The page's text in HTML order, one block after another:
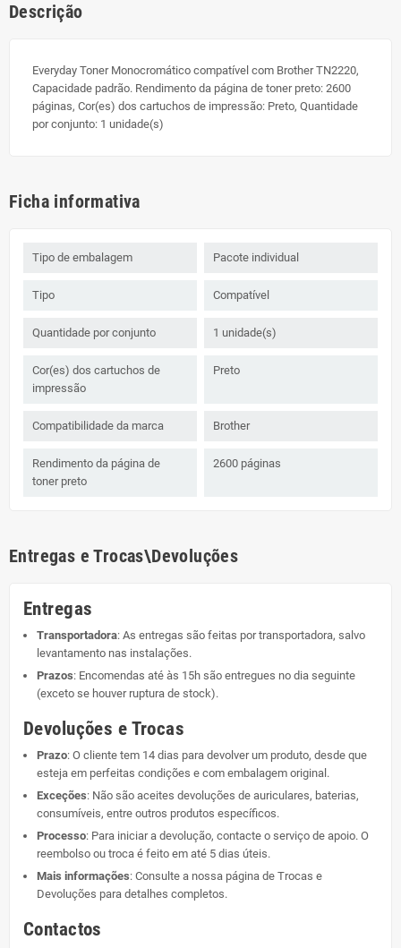
Descrição
Everyday Toner Monocromático compatível com Brother TN2220,
Capacidade padrão. Rendimento da página de toner preto: 2600
páginas, Cor(es) dos cartuchos de impressão: Preto, Quantidade
por conjunto: 1 unidade(s)
Ficha informativa
Tipo de embalagem Pacote individual
Tipo Compatível
Quantidade por conjunto 1 unidade(s)
Cor(es) dos cartuchos de
impressão
Preto
Compatibilidade da marca Brother
Rendimento da página de
toner preto
2600 páginas
Entregas e Trocas\Devoluções
Entregas
Transportadora: As entregas são feitas por transportadora, salvo
levantamento nas instalações.
Prazos: Encomendas até às 15h são entregues no dia seguinte
(exceto se houver ruptura de stock).
Devoluções e Trocas
Prazo: O cliente tem 14 dias para devolver um produto, desde que
esteja em perfeitas condições e com embalagem original.
Exceções: Não são aceites devoluções de auriculares, baterias,
consumíveis, entre outros produtos específicos.
Processo: Para iniciar a devolução, contacte o serviço de apoio. O
reembolso ou troca é feito em até 5 dias úteis.
Mais informações: Consulte a nossa página de Trocas e
Devoluções para detalhes completos.
Contactos